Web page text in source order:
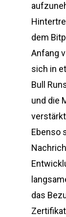
dem
Anfang
sich in
Bull
und die
Ebenso
das